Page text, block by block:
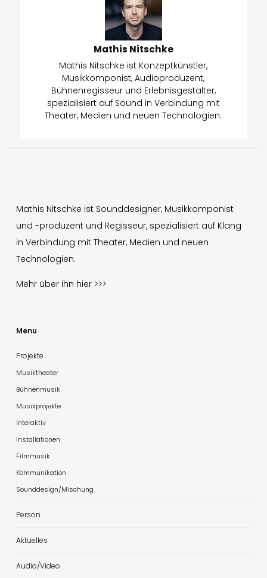
Mathis Nitschke
Mathis Nitschke ist Konzeptkünstler,
Musikkomponist, Audioproduzent,
Bühnenregisseur und Erlebnisgestalter,
spezialisiert auf Sound in Verbindung mit
Theater, Medien und neuen Technologien.
Mathis Nitschke ist Sounddesigner, Musikkomponist
und -produzent und Regisseur, spezialisiert auf Klang
in Verbindung mit Theater, Medien und neuen
Technologien.
Mehr über ihn hier >>>
Menu
Projekte
Musiktheater
Bühnenmusik
Musikprojekte
Interaktiv
Installationen
Filmmusik
Kommunikation
Sounddesign/Mischung
Person
Aktuelles
Audio/Video